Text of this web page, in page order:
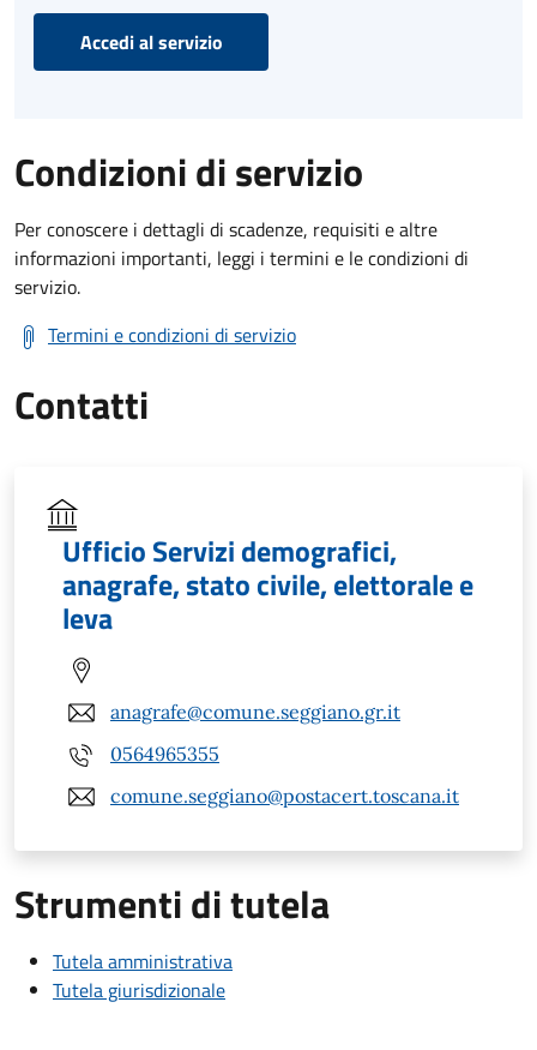
Accedi al servizio
Condizioni di servizio
Per conoscere i dettagli di scadenze, requisiti e altre
informazioni importanti, leggi i termini e le condizioni di
servizio.
Termini e condizioni di servizio
Contatti
Ufficio Servizi demografici,
anagrafe, stato civile, elettorale e
leva
anagrafe@comune.seggiano.gr.it
0564965355
comune.seggiano@postacert.toscana.it
Strumenti di tutela
Tutela amministrativa
Tutela giurisdizionale